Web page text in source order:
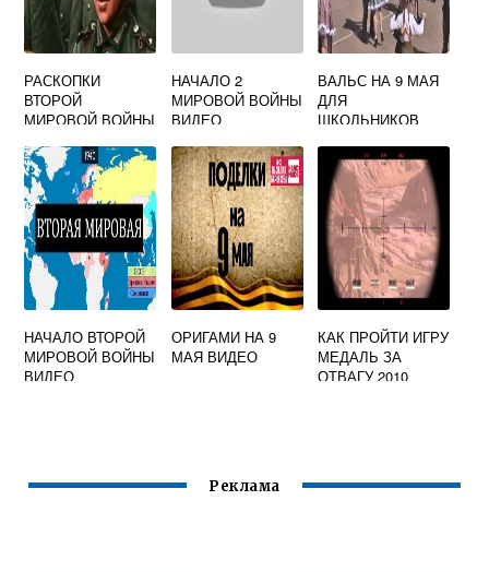
РАСКОПКИ
ВТОРОЙ
МИРОВОЙ ВОЙНЫ
НОВИНКИ
НАЧАЛО 2
МИРОВОЙ ВОЙНЫ
ВИДЕО
ВАЛЬС НА 9 МАЯ
ДЛЯ
ШКОЛЬНИКОВ
НАЧАЛО ВТОРОЙ
МИРОВОЙ ВОЙНЫ
ВИДЕО
ОРИГАМИ НА 9
МАЯ ВИДЕО
КАК ПРОЙТИ ИГРУ
МЕДАЛЬ ЗА
ОТВАГУ 2010
Реклама